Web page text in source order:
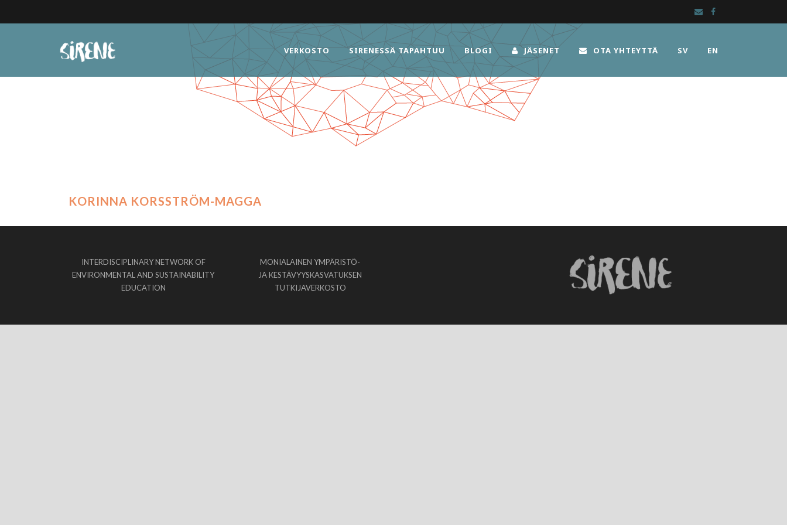
VERKOSTO SIRENESSÄ TAPAHTUU BLOGI JÄSENET OTA YHTEYTTÄ SV EN
KORINNA KORSSTRÖM-MAGGA
INTERDISCIPLINARY NETWORK OF
ENVIRONMENTAL AND SUSTAINABILITY
EDUCATION
MONIALAINEN YMPÄRISTÖ-
JA KESTÄVYYSKASVATUKSEN
TUTKIJAVERKOSTO